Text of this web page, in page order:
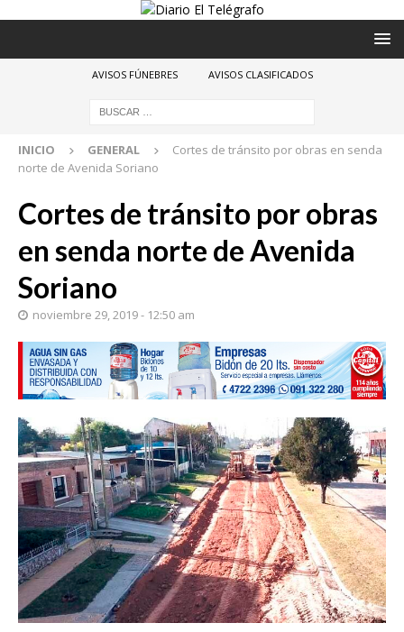
AVISOS FÚNEBRES AVISOS CLASIFICADOS
INICIO GENERAL
Cortes de tránsito por obras en senda
norte de Avenida Soriano
Cortes de tránsito por obras
en senda norte de Avenida
Soriano
noviembre 29, 2019 - 12:50 am